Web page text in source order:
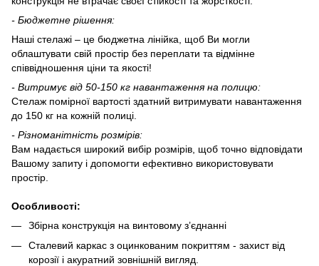
- Бюджетне рішення:
Наші стелажі – це бюджетна лінійка, щоб Ви могли
облаштувати свій простір без переплати та відмінне
співвідношення ціни та якості!
- Витримує від 50-150 кг навантаження на полицю:
Стелаж помірної вартості здатний витримувати навантаження
до 150 кг на кожній полиці.
- Різноманітність розмірів:
Вам надається широкий вибір розмірів, щоб точно відповідати
Вашому запиту і допомогти ефективно використовувати
простір.
Особливості:
Збірна конструкція на винтовому з’єднанні
Сталевий каркас з оцинкованим покриттям - захист від
корозії і акуратний зовнішній вигляд.